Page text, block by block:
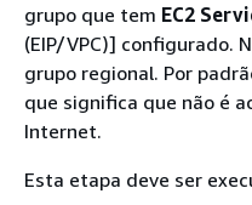
grupo que tem EC2
(EIP/VPC)] configurado.
grupo regional. Por
que significa que não é
Internet.
Esta etapa deve ser